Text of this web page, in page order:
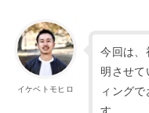
イケベトモヒロ
今回は、
明させて
ィング